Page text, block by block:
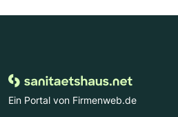
Ein Portal von Firmenweb.de